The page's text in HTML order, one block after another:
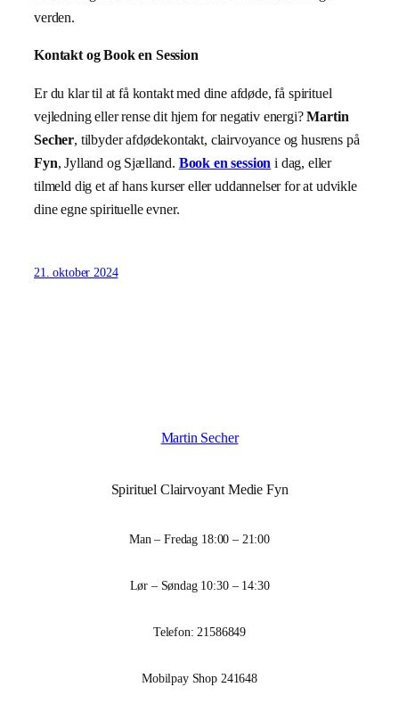
verden.
Kontakt og Book en Session
Er du klar til at få kontakt med dine afdøde, få spirituel
vejledning eller rense dit hjem for negativ energi?Martin
Secher, tilbyder afdødekontakt, clairvoyance og husrens på
Fyn, Jylland og Sjælland. Book en session i dag, eller
tilmeld dig et af hans kurser eller uddannelser for at udvikle
dine egne spirituelle evner.
21. oktober 2024
Martin Secher
Spirituel Clairvoyant Medie Fyn
Man – Fredag 18:00 – 21:00
Lør – Søndag 10:30 – 14:30
Telefon: 21586849
Mobilpay Shop 241648